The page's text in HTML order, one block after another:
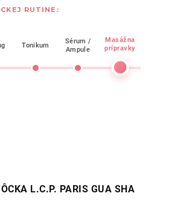
RUTINE:
Tonikum
Sérum /
Ampule
Masážna
prípravky
L.C.P. PARIS GUA SHA